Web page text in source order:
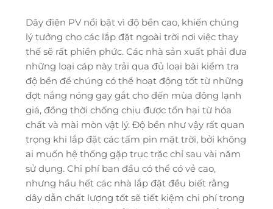
Dây điện PV nổi bật vì độ bền cao, khiến chúng
lý tưởng cho các lắp đặt ngoài trời nơi việc thay
thế sẽ rất phiền phức. Các nhà sản xuất phải đưa
những loại cáp này trải qua đủ loại bài kiểm tra
độ bền để chúng có thể hoạt động tốt từ những
đợt nắng nóng gay gắt cho đến mùa đông lạnh
giá, đồng thời chống chịu được tổn hại từ hóa
chất và mài mòn vật lý. Độ bền như vậy rất quan
trọng khi lắp đặt các tấm pin mặt trời, bởi không
ai muốn hệ thống gặp trục trặc chỉ sau vài năm
sử dụng. Chi phí ban đầu có thể có vẻ cao,
nhưng hầu hết các nhà lắp đặt đều biết rằng
dây dẫn chất lượng tốt sẽ tiết kiệm chi phí trong